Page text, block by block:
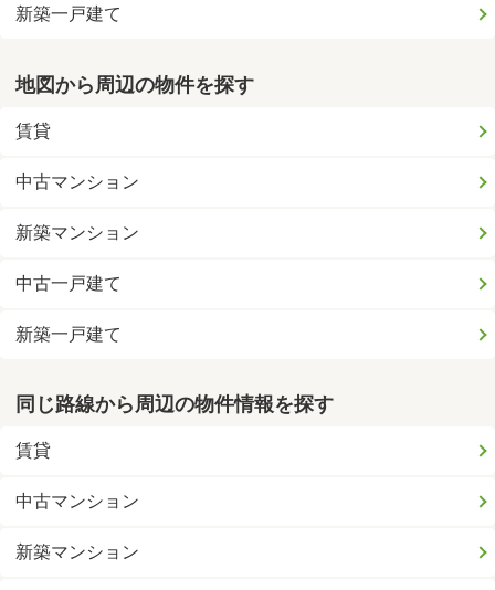
新築一戸建て
地図から周辺の物件を探す
賃貸
中古マンション
新築マンション
中古一戸建て
新築一戸建て
同じ路線から周辺の物件情報を探す
賃貸
中古マンション
新築マンション